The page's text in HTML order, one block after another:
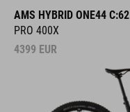
AMS HYBRID ONE44 C:62
PRO 400X
4399 EUR